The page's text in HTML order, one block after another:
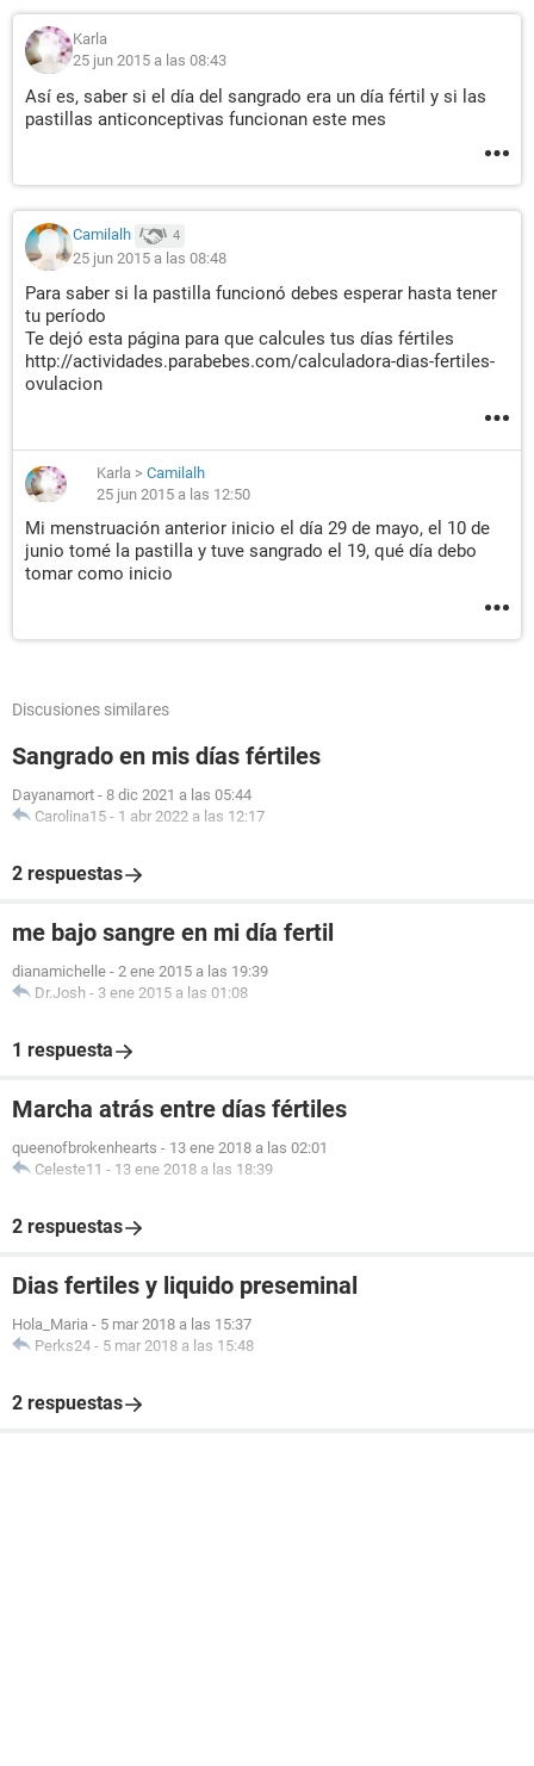
Karla
25 jun 2015 a las 08:43
Así es, saber si el día del sangrado era un día fértil y si las
pastillas anticonceptivas funcionan este mes
Camilalh 4
25 jun 2015 a las 08:48
Para saber si la pastilla funcionó debes esperar hasta tener
tu período
Te dejó esta página para que calcules tus días fértiles
http://actividades.parabebes.com/calculadora-dias-fertiles-
ovulacion
Karla > Camilalh
25 jun 2015 a las 12:50
Mi menstruación anterior inicio el día 29 de mayo, el 10 de
junio tomé la pastilla y tuve sangrado el 19, qué día debo
tomar como inicio
Discusiones similares
Sangrado en mis días fértiles
Dayanamort - 8 dic 2021 a las 05:44
Carolina15 - 1 abr 2022 a las 12:17
2 respuestas
me bajo sangre en mi día fertil
dianamichelle - 2 ene 2015 a las 19:39
Dr.Josh - 3 ene 2015 a las 01:08
1 respuesta
Marcha atrás entre días fértiles
queenofbrokenhearts - 13 ene 2018 a las 02:01
Celeste11 - 13 ene 2018 a las 18:39
2 respuestas
Dias fertiles y liquido preseminal
Hola_Maria - 5 mar 2018 a las 15:37
Perks24 - 5 mar 2018 a las 15:48
2 respuestas